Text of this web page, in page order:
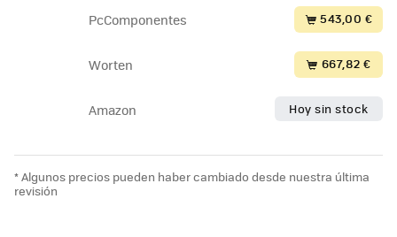
PcComponentes 543,00 €
Worten 667,82 €
Amazon Hoy sin stock
* Algunos precios pueden haber cambiado desde nuestra última
revisión